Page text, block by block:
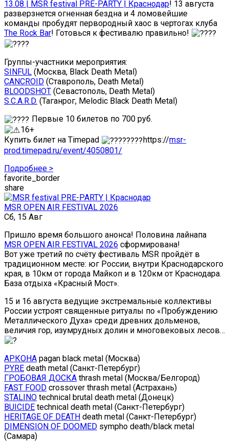
13.08 | MSR festival PRE-PARTY | Краснодар! 13 августа
разверзнется огненная бездна и 4 ломовейшие
команды пробудят первородный хаос в чертогах клуба
The Rock Bar! Готовься к фестивалю правильно!
Группы-участники мероприятия:
SINFUL (Москва, Black Death Metal)
CANCROID (Ставрополь, Death Metal)
BLOODSHOT (Севастополь, Death Metal)
S.C.A.R.D. (Таганрог, Melodic Black Death Metal)
Первые 10 билетов по 700 руб.
16+
Купить билет на Timepad
https://msr-
prod.timepad.ru/event/4050801/
Подробнее >
favorite_border
share
MSR OPEN AIR FESTIVAL 2026
Сб, 15 Авг
Пришло время большого анонса! Половина лайнапа
MSR OPEN AIR FESTIVAL 2026 сформирована!
Вот уже третий по счёту фестиваль MSR пройдёт в
традиционном месте: юг России, внутри Краснодарского
края, в 10км от города Майкоп и в 120км от Краснодара.
База отдыха «Красный Мост».
15 и 16 августа ведущие экстремальные коллективы
России устроят священные ритуалы по «Пробуждению
Металлического Духа» среди древних дольменов,
величия гор, изумрудных долин и многовековых лесов…
АРКОНА pagan black metal (Москва)
PYRE death metal (Санкт-Петербург)
ГРОБОВАЯ ДОСКА thrash metal (Москва/Белгород)
FAST FOOD crossover thrash metal (Астрахань)
STALINO technical brutal death metal (Донецк)
BUICIDE technical death metal (Санкт-Петербург)
HERITAGE OF DEATH death metal (Санкт-Петербург)
DIMENSION OF DOOMED sympho death/black metal
(Самара)